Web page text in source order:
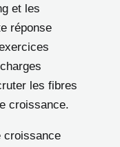
et les
réponse
les fibres
croissance.
croissance